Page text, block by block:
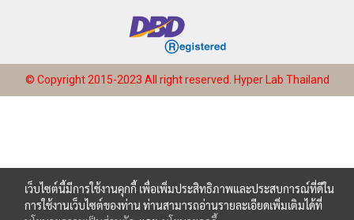
© Copyright 2015-2023 All right reserved. Hyper Lab Thailand
เว็บไซต์นี้มีการใช้งานคุกกี้ เพื่อเพิ่มประสิทธิภาพและประสบการณ์ที่ดีใน
การใช้งานเว็บไซต์ของท่าน ท่านสามารถอ่านรายละเอียดเพิ่มเติมได้ที่